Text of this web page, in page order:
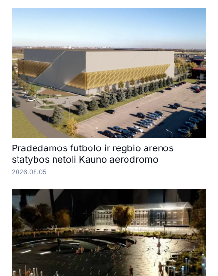
Pradedamos futbolo ir regbio arenos
statybos netoli Kauno aerodromo
2026.08.05